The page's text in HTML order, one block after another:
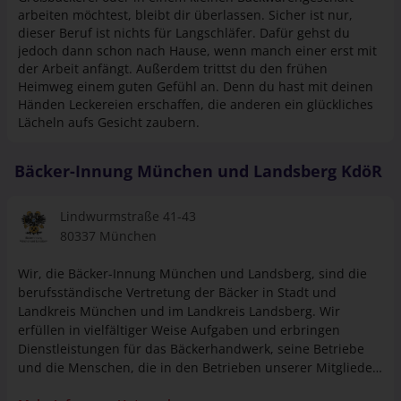
arbeiten möchtest, bleibt dir überlassen. Sicher ist nur,
dieser Beruf ist nichts für Langschläfer. Dafür gehst du
jedoch dann schon nach Hause, wenn manch einer erst mit
der Arbeit anfängt. Außerdem trittst du den frühen
Heimweg einem guten Gefühl an. Denn du hast mit deinen
Händen Leckereien erschaffen, die anderen ein glückliches
Lächeln aufs Gesicht zaubern.
Bäcker-Innung München und Landsberg KdöR
Lindwurmstraße 41-43
80337 München
Wir, die Bäcker-Innung München und Landsberg, sind die
berufsständische Vertretung der Bäcker in Stadt und
Landkreis München und im Landkreis Landsberg. Wir
erfüllen in vielfältiger Weise Aufgaben und erbringen
Dienstleistungen für das Bäckerhandwerk, seine Betriebe
und die Menschen, die in den Betrieben unserer Mitglieder